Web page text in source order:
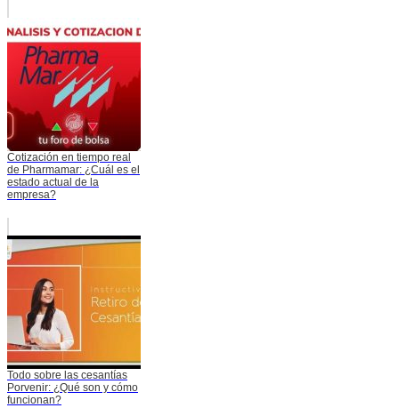
Cotización en tiempo real
de Pharmamar: ¿Cuál es el
estado actual de la
empresa?
Todo sobre las cesantías
Porvenir: ¿Qué son y cómo
funcionan?